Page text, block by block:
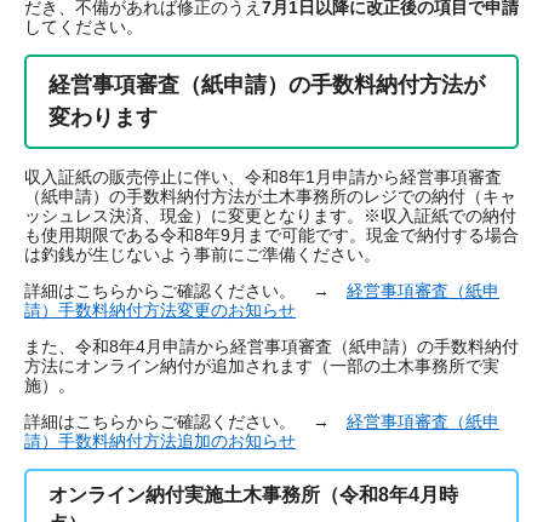
だき、不備があれば修正のうえ 7月1日以降に改正後の項目で申請
してください。
経営事項審査（紙申請）の手数料納付方法が
変わります
収入証紙の販売停止に伴い、令和8年1月申請から経営事項審査
（紙申請）の手数料納付方法が土木事務所のレジでの納付（キャ
ッシュレス決済、現金）に変更となります。※収入証紙での納付
も使用期限である令和8年9月まで可能です。現金で納付する場合
は釣銭が生じないよう事前にご準備ください。
詳細はこちらからご確認ください。 → 経営事項審査（紙申
請）手数料納付方法変更のお知らせ
また、令和8年4月申請から経営事項審査（紙申請）の手数料納付
方法にオンライン納付が追加されます（一部の土木事務所で実
施）。
詳細はこちらからご確認ください。 → 経営事項審査（紙申
請）手数料納付方法追加のお知らせ
オンライン納付実施土木事務所（令和8年4月時